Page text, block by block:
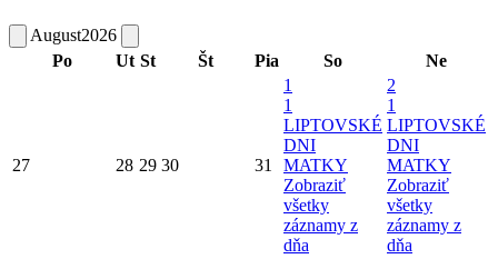
August2026
Po
Ut St Št Pia So Ne
27 28 29 30 31
1
1
LIPTOVSKÉ
DNI
MATKY
Zobraziť
všetky
záznamy z
dňa
2
1
LIPTOVSKÉ
DNI
MATKY
Zobraziť
všetky
záznamy z
dňa